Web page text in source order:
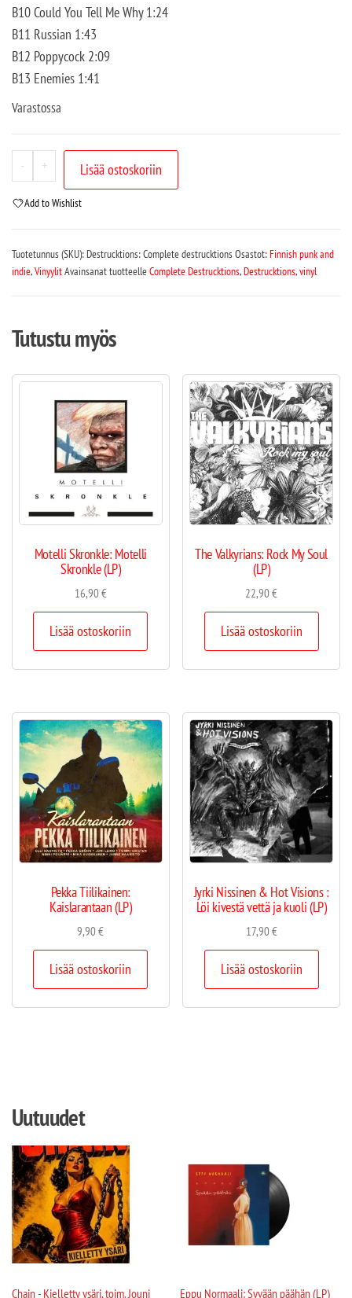
B10 Could You Tell Me Why 1:24
B11 Russian 1:43
B12 Poppycock 2:09
B13 Enemies 1:41
Varastossa
- + Lisää ostoskoriin
Add to Wishlist
Tuotetunnus (SKU): Destrucktions: Complete destrucktionsOsastot:Finnish punk and
indie,VinyylitAvainsanat tuotteelleComplete Destrucktions,Destrucktions,vinyl
Tutustu myös
Motelli Skronkle: Motelli
Skronkle (LP)
16,90€
Lisää ostoskoriin
The Valkyrians: Rock My Soul
(LP)
22,90€
Lisää ostoskoriin
Pekka Tiilikainen:
Kaislarantaan (LP)
9,90€
Lisää ostoskoriin
Jyrki Nissinen & Hot Visions :
Löi kivestä vettä ja kuoli (LP)
17,90€
Lisää ostoskoriin
Uutuudet
Chain - Kielletty ysäri, toim. Jouni Eppu Normaali: Syvään päähän (LP)